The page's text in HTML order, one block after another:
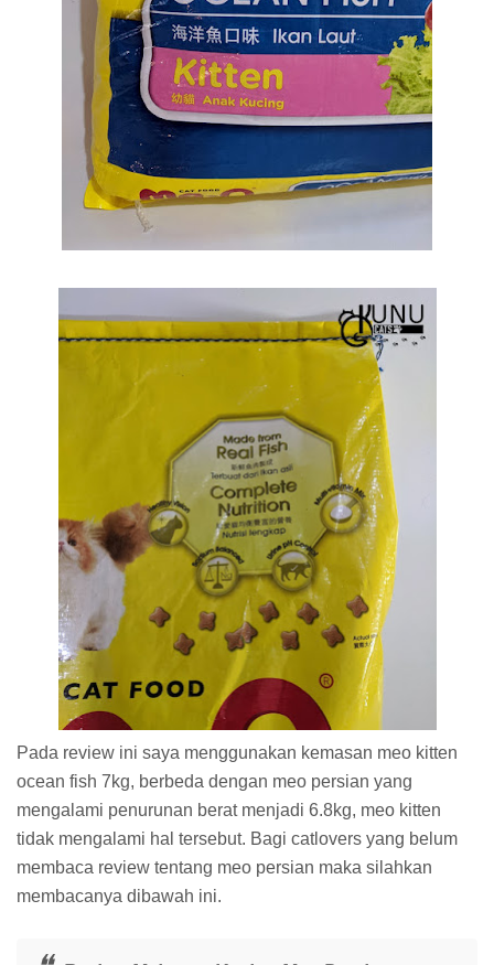
Pada review ini saya menggunakan kemasan meo kitten
ocean fish 7kg, berbeda dengan meo persian yang
mengalami penurunan berat menjadi 6.8kg, meo kitten
tidak mengalami hal tersebut. Bagi catlovers yang belum
membaca review tentang meo persian maka silahkan
membacanya dibawah ini.